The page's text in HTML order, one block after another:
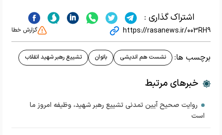
اشتراک گذاری :
https://rasanews.ir/003RH9 گزارش خطا
برچسب ها: نشست هم اندیشی بانوان تشییع رهبر شهید انقلاب
خبرهای مرتبط
روایت صحیح آیین تمدنی تشییع رهبر شهید، وظیفه امروز ما
است